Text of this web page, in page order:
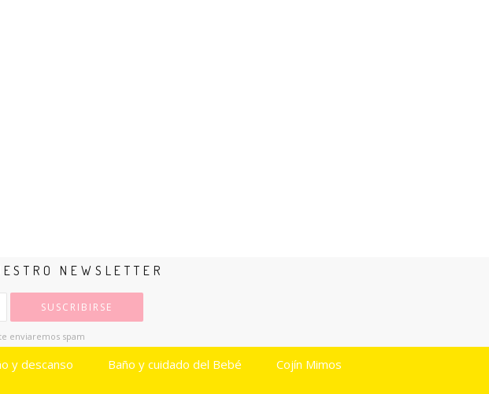
NEWSLETTER
SUSCRIBIRSE
enviaremos spam
y descanso Baño y cuidado del Bebé Cojín Mimos